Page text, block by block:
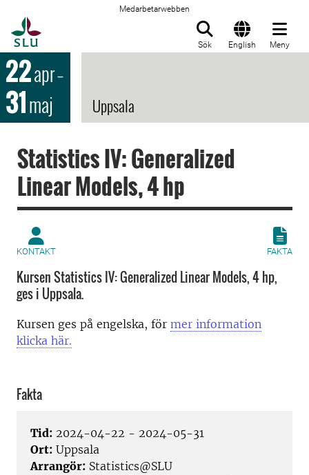
Medarbetarwebben
Sök English Meny
22apr–
31maj Uppsala
Statistics IV: Generalized
Linear Models, 4 hp
KONTAKT FAKTA
Kursen Statistics IV: Generalized Linear Models, 4 hp,
ges i Uppsala.
Kursen ges på engelska, för mer information
klicka här.
Fakta
Tid: 2024-04-22 - 2024-05-31
Ort: Uppsala
Arrangör: Statistics@SLU